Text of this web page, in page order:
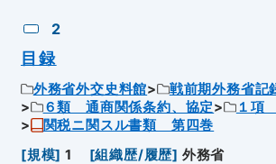
2
目録
外務省外交史料館 戦前期外務省記
６類 通商関係条約、協定
１項
関税ニ関スル書類 第四巻
[規模] 1 [組織歴/履歴] 外務省